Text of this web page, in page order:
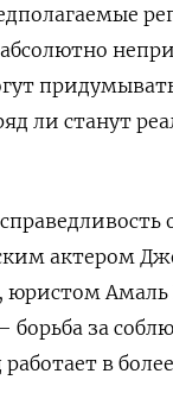
ли станут
актером
юристом
за
в